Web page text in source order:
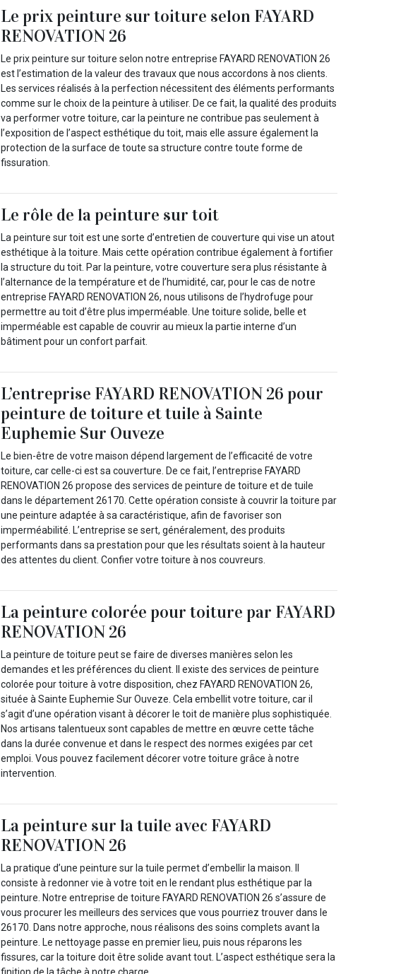
Le prix peinture sur toiture selon FAYARD
RENOVATION 26
Le prix peinture sur toiture selon notre entreprise FAYARD RENOVATION 26
est l’estimation de la valeur des travaux que nous accordons à nos clients.
Les services réalisés à la perfection nécessitent des éléments performants
comme sur le choix de la peinture à utiliser. De ce fait, la qualité des produits
va performer votre toiture, car la peinture ne contribue pas seulement à
l’exposition de l’aspect esthétique du toit, mais elle assure également la
protection de la surface de toute sa structure contre toute forme de
fissuration.
Le rôle de la peinture sur toit
La peinture sur toit est une sorte d’entretien de couverture qui vise un atout
esthétique à la toiture. Mais cette opération contribue également à fortifier
la structure du toit. Par la peinture, votre couverture sera plus résistante à
l’alternance de la température et de l’humidité, car, pour le cas de notre
entreprise FAYARD RENOVATION 26, nous utilisons de l’hydrofuge pour
permettre au toit d’être plus imperméable. Une toiture solide, belle et
imperméable est capable de couvrir au mieux la partie interne d’un
bâtiment pour un confort parfait.
L’entreprise FAYARD RENOVATION 26 pour
peinture de toiture et tuile à Sainte
Euphemie Sur Ouveze
Le bien-être de votre maison dépend largement de l’efficacité de votre
toiture, car celle-ci est sa couverture. De ce fait, l’entreprise FAYARD
RENOVATION 26 propose des services de peinture de toiture et de tuile
dans le département 26170. Cette opération consiste à couvrir la toiture par
une peinture adaptée à sa caractéristique, afin de favoriser son
imperméabilité. L’entreprise se sert, généralement, des produits
performants dans sa prestation pour que les résultats soient à la hauteur
des attentes du client. Confier votre toiture à nos couvreurs.
La peinture colorée pour toiture par FAYARD
RENOVATION 26
La peinture de toiture peut se faire de diverses manières selon les
demandes et les préférences du client. Il existe des services de peinture
colorée pour toiture à votre disposition, chez FAYARD RENOVATION 26,
située à Sainte Euphemie Sur Ouveze. Cela embellit votre toiture, car il
s’agit d’une opération visant à décorer le toit de manière plus sophistiquée.
Nos artisans talentueux sont capables de mettre en œuvre cette tâche
dans la durée convenue et dans le respect des normes exigées par cet
emploi. Vous pouvez facilement décorer votre toiture grâce à notre
intervention.
La peinture sur la tuile avec FAYARD
RENOVATION 26
La pratique d’une peinture sur la tuile permet d’embellir la maison. Il
consiste à redonner vie à votre toit en le rendant plus esthétique par la
peinture. Notre entreprise de toiture FAYARD RENOVATION 26 s’assure de
vous procurer les meilleurs des services que vous pourriez trouver dans le
26170. Dans notre approche, nous réalisons des soins complets avant la
peinture. Le nettoyage passe en premier lieu, puis nous réparons les
fissures, car la toiture doit être solide avant tout. L’aspect esthétique sera la